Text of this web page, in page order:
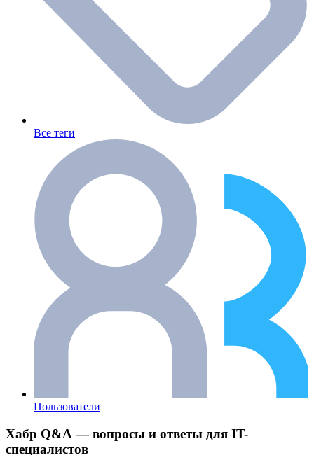
Все теги
Пользователи
Хабр Q&A — вопросы и ответы для IT-
специалистов